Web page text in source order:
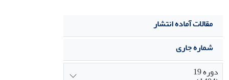
مقالات آماده انتشار
شماره جاری
دوره 19